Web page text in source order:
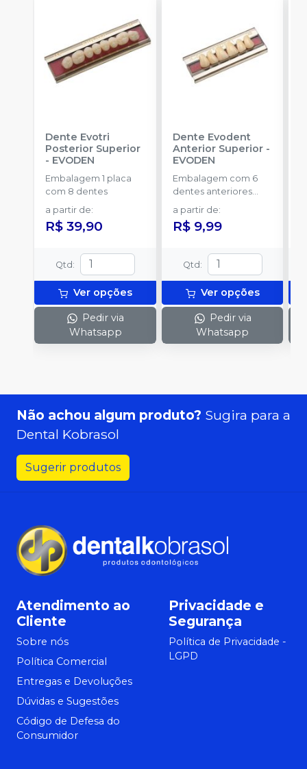
Dente Evotri
Posterior Superior
- EVODEN
Embalagem 1 placa
com 8 dentes
a partir de:
R$ 39,90
Qtd :
Ver opções
Pedir via
Whatsapp
Dente Evodent
Anterior Superior-
EVODEN
Embalagem com 6
dentes anteriores
superiores.
a partir de:
R$ 9,99
Qtd :
Ver opções
Pedir via
Whatsapp
Não achou algum produto? Sugira para a
Dental Kobrasol
Sugerir produtos
Atendimento ao
Cliente
Sobre nós
Política Comercial
Entregas e Devoluções
Dúvidas e Sugestões
Código de Defesa do
Consumidor
Privacidade e
Segurança
Política de Privacidade -
LGPD